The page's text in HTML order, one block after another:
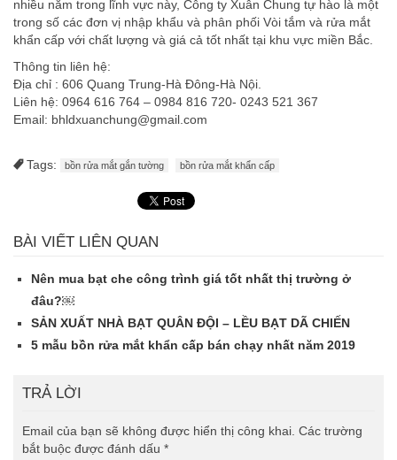
nhiều năm trong lĩnh vực này, Công ty Xuân Chung tự hào là một
trong số các đơn vị nhập khẩu và phân phối Vòi tắm và rửa mắt
khẩn cấp với chất lượng và giá cả tốt nhất tại khu vực miền Bắc.
Thông tin liên hệ:
Địa chỉ : 606 Quang Trung-Hà Đông-Hà Nội.
Liên hệ: 0964 616 764 – 0984 816 720- 0243 521 367
Email: bhldxuanchung@gmail.com
Tags: bồn rửa mắt gắn tường bồn rửa mắt khẩn cấp
BÀI VIẾT LIÊN QUAN
Nên mua bạt che công trình giá tốt nhất thị trường ở
đâu?￼
SẢN XUẤT NHÀ BẠT QUÂN ĐỘI – LỀU BẠT DÃ CHIẾN
5 mẫu bồn rửa mắt khẩn cấp bán chạy nhất năm 2019
TRẢ LỜI
Email của bạn sẽ không được hiển thị công khai. Các trường
bắt buộc được đánh dấu *